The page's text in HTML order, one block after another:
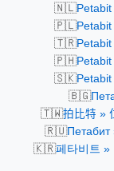
🇳🇱Petabit
🇵🇱Petabit
🇹🇷Petabit
🇵🇭Petabit
🇸🇰Petabit
🇧🇬
🇹🇼拍比特 »
🇷🇺Петабит
🇰🇷페타비트 »